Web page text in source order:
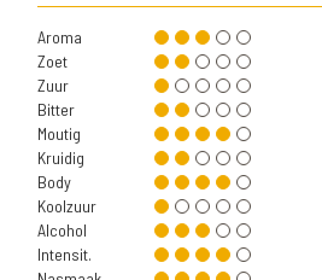
Aroma
Zoet
Zuur
Bitter
Moutig
Kruidig
Body
Koolzuur
Alcohol
Intensit.